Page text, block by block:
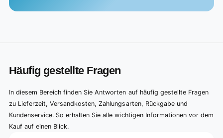
Häufig gestellte Fragen
In diesem Bereich finden Sie Antworten auf häufig gestellte Fragen
zu Lieferzeit, Versandkosten, Zahlungsarten, Rückgabe und
Kundenservice. So erhalten Sie alle wichtigen Informationen vor dem
Kauf auf einen Blick.